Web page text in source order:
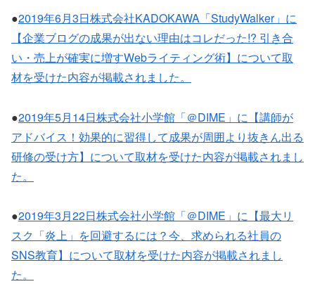
●2019年6月3日株式会社KADOKAWA「StudyWalker」に
【企業ブログの成果が出ない理由はコレだった!? 引き合
い・売上が確実に増すWebライティング術】について取
材を受けた内容が掲載されました。
●2019年5月14日株式会社小学館「＠DIME」に【講師が
アドバイス！効果的に習得して成果が周囲より抜きん出る
研修の受け方】について取材を受けた内容が掲載されまし
た。
●2019年3月22日株式会社小学館「＠DIME」に【最大リ
スク「炎上」を回避するには？今、求められる社員の
SNS教育】について取材を受けた内容が掲載されまし
た。